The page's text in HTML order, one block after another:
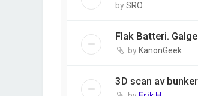
bySRO
Flak Batteri.
by KanonGeek
3D scan av